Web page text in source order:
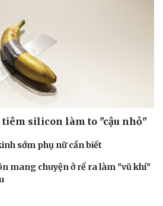
tiêm silicon làm to "cậu nhỏ"
sớm phụ nữ cần biết
mang chuyện ở rể ra làm "vũ khí"